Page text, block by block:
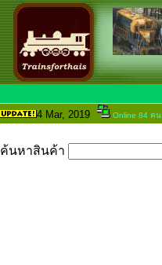
4 Mar, 2019 Online 84 คน
ค้นหาสินค้า